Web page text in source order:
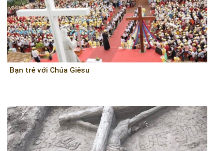
Bạn trẻ với Chúa Giêsu